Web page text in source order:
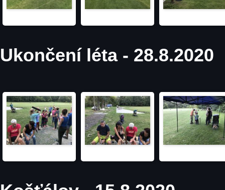
Ukončení léta - 28.8.2020